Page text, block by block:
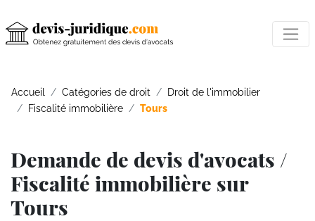
Accueil Catégories de droit
Droit de l'immobilier
Fiscalité immobilière
Tours
Demande de devis d'avocats /
Fiscalité immobilière sur
Tours